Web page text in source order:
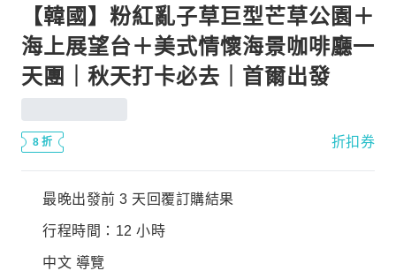
【韓國】粉紅亂子草巨型芒草公園＋
海上展望台＋美式情懷海景咖啡廳一
天團｜秋天打卡必去｜首爾出發
8 折 折扣券
最晚出發前 3 天回覆訂購結果
行程時間：12 小時
中文 導覽